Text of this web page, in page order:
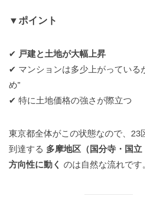
▼ポイント
✔ 戸建と土地が大幅上昇
✔ マンションは多少上がっている
め”
✔ 特に土地価格の強さが際立つ
東京都全体がこの状態なので、23
到達する 多摩地区（国分寺・国立
方向性に動く のは自然な流れです